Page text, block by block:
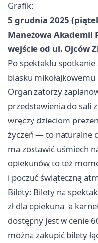
Grafik:
5 grudnia 2025
Maneżowa Akademii
wejście od ul. Ojców
Po spektaklu spotkanie
blasku mikołajkowemu
Organizatorzy
przedstawienia do sali
wręczy dzieciom
życzeń — to naturalne
ma zostawić uśmiech
opiekunów to też
i poczuć świąteczną
Bilety: Bilety na
zł dla opiekuna, a
dostępny jest w cenie
można zakupić bilety